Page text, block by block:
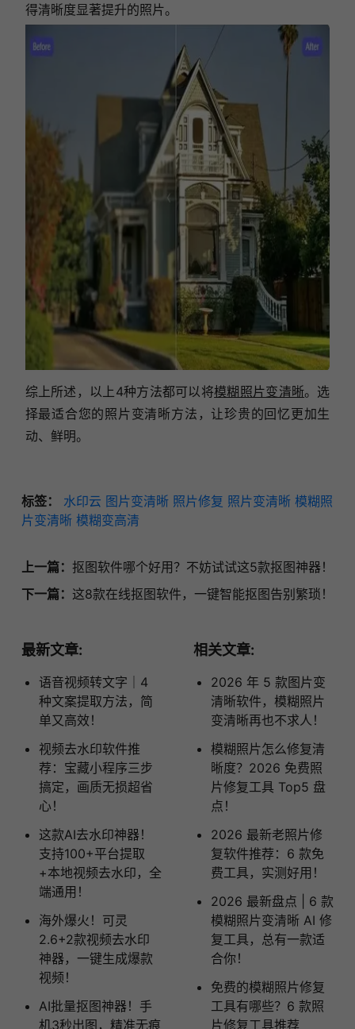
得清晰度显著提升的照片。
综上所述，以上4种方法都可以将模糊照片变清晰。选
择最适合您的照片变清晰方法，让珍贵的回忆更加生
动、鲜明。
标签： 水印云 图片变清晰 照片修复 照片变清晰 模糊照
片变清晰 模糊变高清
上一篇： 抠图软件哪个好用？不妨试试这5款抠图神器！
下一篇： 这8款在线抠图软件，一键智能抠图告别繁琐！
最新文章:
语音视频转文字｜4
种文案提取方法，简
单又高效！
视频去水印软件推
荐：宝藏小程序三步
搞定，画质无损超省
心！
这款AI去水印神器！
支持100+平台提取
+本地视频去水印，全
端通用！
海外爆火！可灵
2.6+2款视频去水印
神器，一键生成爆款
视频！
AI批量抠图神器！手
机3秒出图，精准无痕
相关文章:
2026 年 5 款图片变
清晰软件，模糊照片
变清晰再也不求人！
模糊照片怎么修复清
晰度？2026 免费照
片修复工具 Top5 盘
点！
2026 最新老照片修
复软件推荐：6 款免
费工具，实测好用！
2026 最新盘点 | 6 款
模糊照片变清晰 AI 修
复工具，总有一款适
合你！
免费的模糊照片修复
工具有哪些？6 款照
片修复工具推荐